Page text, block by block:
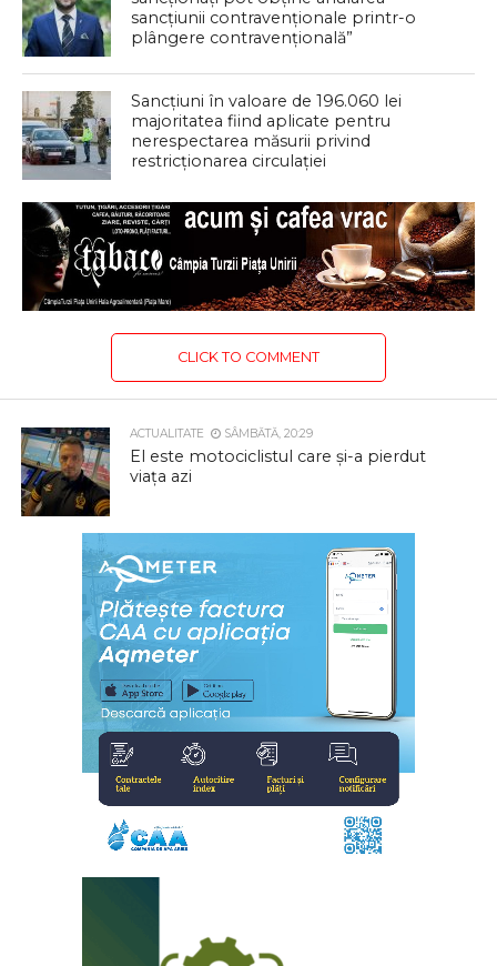
sancțiunii contravenționale printr-o
plângere contravențională”
Sancțiuni în valoare de 196.060 lei
majoritatea fiind aplicate pentru
nerespectarea măsurii privind
restricționarea circulației
CLICK TO COMMENT
ACTUALITATE SÂMBĂTĂ, 20:29
El este motociclistul care și-a pierdut
viața azi